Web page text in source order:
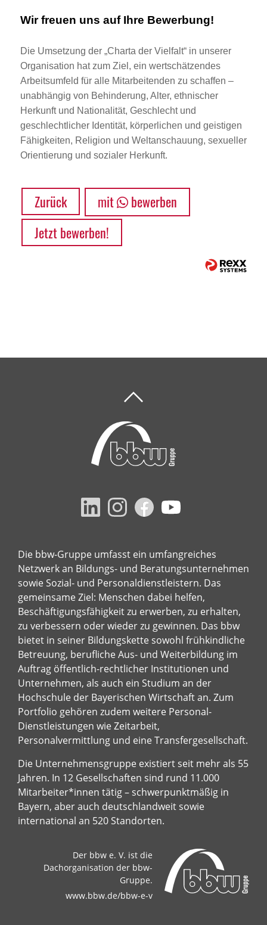
Wir freuen uns auf Ihre Bewerbung!
Die Umsetzung der „Charta der Vielfalt“ in unserer
Organisation hat zum Ziel, ein wertschätzendes
Arbeitsumfeld für alle Mitarbeitenden zu schaffen –
unabhängig von Behinderung, Alter, ethnischer
Herkunft und Nationalität, Geschlecht und
geschlechtlicher Identität, körperlichen und geistigen
Fähigkeiten, Religion und Weltanschauung, sexueller
Orientierung und sozialer Herkunft.
Zurück mit
bewerben
Jetzt bewerben!
Die bbw-Gruppe umfasst ein umfangreiches
Netzwerk an Bildungs- und Beratungsunternehmen
sowie Sozial- und Personaldienstleistern. Das
gemeinsame Ziel: Menschen dabei helfen,
Beschäftigungsfähigkeit zu erwerben, zu erhalten,
zu verbessern oder wieder zu gewinnen. Das bbw
bietet in seiner Bildungskette sowohl frühkindliche
Betreuung, berufliche Aus- und Weiterbildung im
Auftrag öffentlich-rechtlicher Institutionen und
Unternehmen, als auch ein Studium an der
Hochschule der Bayerischen Wirtschaft an. Zum
Portfolio gehören zudem weitere Personal-
Dienstleistungen wie Zeitarbeit,
Personalvermittlung und eine Transfergesellschaft.
Die Unternehmensgruppe existiert seit mehr als 55
Jahren. In 12 Gesellschaften sind rund 11.000
Mitarbeiter*innen tätig – schwerpunktmäßig in
Bayern, aber auch deutschlandweit sowie
international an 520 Standorten.
Der bbw e. V. ist die
Dachorganisation der bbw-
Gruppe.
www.bbw.de/bbw-e-v